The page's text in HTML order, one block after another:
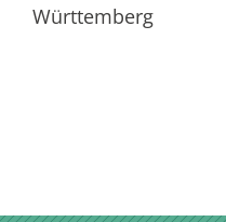
Württemberg